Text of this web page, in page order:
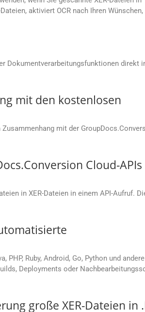
aktiviert OCR nach Ihren
Dokumentverarbeitungsfunktionen direkt
mit den kostenlosen
mit der
Cloud-APIs
in XER-Dateien in einem API-Aufruf.
Ruby, Android, Go, Python und andere
Deployments oder
große XER-Dateien in